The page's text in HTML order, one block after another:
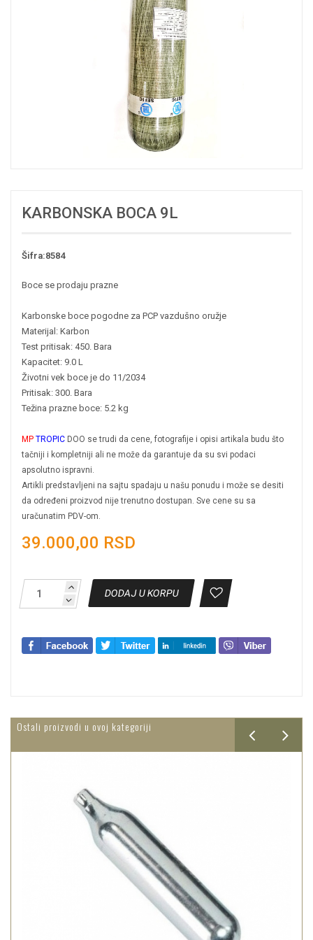
KARBONSKA BOCA 9L
Šifra:8584
Boce se prodaju prazne
Karbonske boce pogodne za PCP vazdušno oružje
Materijal: Karbon
Test pritisak: 450. Bara
Kapacitet: 9.0 L
Životni vek boce je do 11/2034
Pritisak: 300. Bara
Težina prazne boce: 5.2 kg
MP TROPIC DOO se trudi da cene, fotografije i opisi artikala budu što
tačniji i kompletniji ali ne može da garantuje da su svi podaci
apsolutno ispravni.
Artikli predstavljeni na sajtu spadaju u našu ponudu i može se desiti
da određeni proizvod nije trenutno dostupan. Sve cene su sa
uračunatim PDV-om.
39.000,00 RSD
DODAJ U KORPU
Ostali proizvodi u ovoj kategoriji